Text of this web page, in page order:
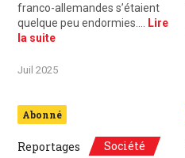
franco-allemandes s’étaient
quelque peu endormies.…
Lire
la suite
Juil 2025
Abonné
Reportages Société